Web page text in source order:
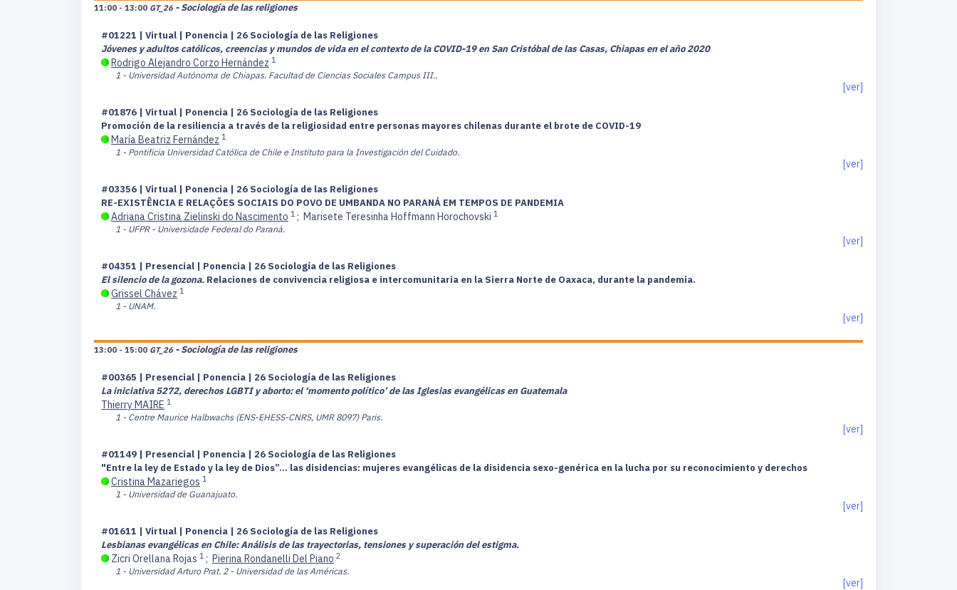
11:00 - 13:00 GT_26 - Sociología de las religiones
#01221 | Virtual | Ponencia | 26 Sociología de las Religiones
Jóvenes y adultos católicos, creencias y mundos de vida en el contexto de la COVID-19 en San Cristóbal de las Casas, Chiapas en el año 2020
Rodrigo Alejandro Corzo Hernández 1
1 - Universidad Autónoma de Chiapas. Facultad de Ciencias Sociales Campus III..
[ver]
#01876 | Virtual | Ponencia | 26 Sociología de las Religiones
Promoción de la resiliencia a través de la religiosidad entre personas mayores chilenas durante el brote de COVID-19
María Beatriz Fernández 1
1 - Pontificia Universidad Católica de Chile e Instituto para la Investigación del Cuidado.
[ver]
#03356 | Virtual | Ponencia | 26 Sociología de las Religiones
RE-EXISTÊNCIA E RELAÇÕES SOCIAIS DO POVO DE UMBANDA NO PARANÁ EM TEMPOS DE PANDEMIA
Adriana Cristina Zielinski do Nascimento 1 ; Marisete Teresinha Hoffmann Horochovski 1
1 - UFPR - Universidade Federal do Paraná.
[ver]
#04351 | Presencial | Ponencia | 26 Sociología de las Religiones
El silencio de la gozona. Relaciones de convivencia religiosa e intercomunitaria en la Sierra Norte de Oaxaca, durante la pandemia.
Grissel Chávez 1
1 - UNAM.
[ver]
13:00 - 15:00 GT_26 - Sociología de las religiones
#00365 | Presencial | Ponencia | 26 Sociología de las Religiones
La iniciativa 5272, derechos LGBTI y aborto: el ‘momento político’ de las Iglesias evangélicas en Guatemala
Thierry MAIRE 1
1 - Centre Maurice Halbwachs (ENS-EHESS-CNRS, UMR 8097) Paris.
[ver]
#01149 | Presencial | Ponencia | 26 Sociología de las Religiones
"Entre la ley de Estado y la ley de Dios”… las disidencias: mujeres evangélicas de la disidencia sexo-genérica en la lucha por su reconocimiento y derechos
Cristina Mazariegos 1
1 - Universidad de Guanajuato.
[ver]
#01611 | Virtual | Ponencia | 26 Sociología de las Religiones
Lesbianas evangélicas en Chile: Análisis de las trayectorias, tensiones y superación del estigma.
Zicri Orellana Rojas 1 ; Pierina Rondanelli Del Piano 2
1 - Universidad Arturo Prat. 2 - Universidad de las Américas.
[ver]